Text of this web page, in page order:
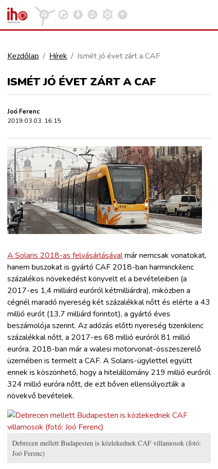
VASÚT
KÖZLEKEDÉSFEJLESZTÉS
ELLÁTÁSI LÁNC
ZÖLDÚT
BLOG
ARCHÍVUM
WEBSHOP
BELÉPÉS
REGISZTRÁCIÓ
Kezdőlap Hírek Ismét jó évet zárt a CAF
ISMÉT JÓ ÉVET ZÁRT A CAF
Joó Ferenc
2019.03.03. 16:15
A Solaris 2018-as felvásárlásávalmár nemcsak vonatokat,
hanem buszokat is gyártó CAF 2018-ban harminckilenc
százalékos növekedést könyvelt el a bevételeiben (a
2017-es 1,4 milliárd euróról kétmilliárdra), miközben a
cégnél maradó nyereség két százalékkal nőtt és elérte a 43
millió eurót (13,7 milliárd forintot), a gyártó éves
beszámolója szerint. Az adózás előtti nyereség tizenkilenc
százalékkal nőtt, a 2017-es 68 millió euróról 81 millió
euróra. 2018-ban már a walesi motorvonat-összeszerelő
üzemében is termelt a CAF. A Solaris-ügylettel együtt
ennek is köszönhető, hogy a hitelállomány 219 millió euróról
324 millió euróra nőtt, de ezt bőven ellensúlyozták a
növekvő bevételek.
Debrecen mellett Budapesten is közlekednek CAF villamosok (fotó:
Joó Ferenc)